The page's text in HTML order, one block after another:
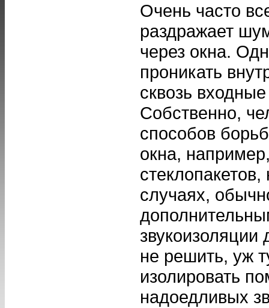
Очень часто
раздражает
через окна.
проникать
сквозь
Собственно,
способов
окна,
случаях,
звукоизоляции
не решить, уж
изолировать
надоедливых